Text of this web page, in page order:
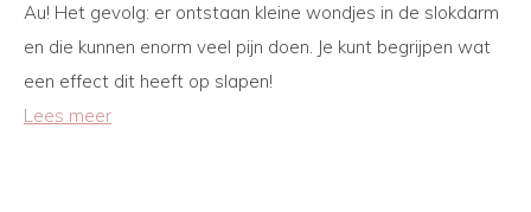
Au! Het gevolg: er ontstaan kleine wondjes in de slokdarm
en die kunnen enorm veel pijn doen. Je kunt begrijpen wat
een effect dit heeft op slapen!
Lees meer